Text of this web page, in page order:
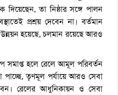
দিয়েছেন, তা নিষ্ঠার সঙ্গে পালন
প্রশ্রয় দেবেন না। বর্তমান
হয়েছে, চলমান রয়েছে আরও
সমাপ্ত হলে রেলে আমূল পরিবর্তন
পাচ্ছে, তৃণমূল পর্যায়ে আরও সেবা
রেলের আধুনিকায়ন ও সেবা